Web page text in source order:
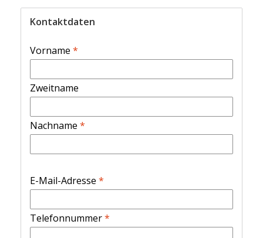
Kontaktdaten
Vorname *
Zweitname
Nachname *
E-Mail-Adresse *
Telefonnummer*